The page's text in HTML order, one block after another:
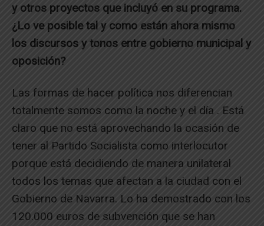
y otros proyectos que incluyó en su programa.
¿Lo ve posible tal y como están ahora mismo
los discursos y tonos entre gobierno municipal y
oposición?
Las formas de hacer política nos diferencian
totalmente somos como la noche y el día . Está
claro que no está aprovechando la ocasión de
tener al Partido Socialista como interlocutor
porque está decidiendo de manera unilateral
todos los temas que afectan a la ciudad con el
Gobierno de Navarra. Lo ha demostrado con los
120.000 euros de subvención que se han